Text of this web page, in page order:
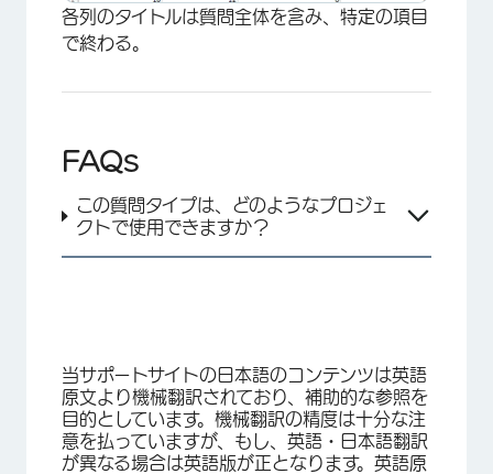
各列のタイトルは質問全体を含み、特定の項目
で終わる。
FAQs
この質問タイプは、どのようなプロジェ
クトで使用できますか？
当サポートサイトの日本語のコンテンツは英語
原文より機械翻訳されており、補助的な参照を
目的としています。機械翻訳の精度は十分な注
意を払っていますが、もし、英語・日本語翻訳
が異なる場合は英語版が正となります。英語原